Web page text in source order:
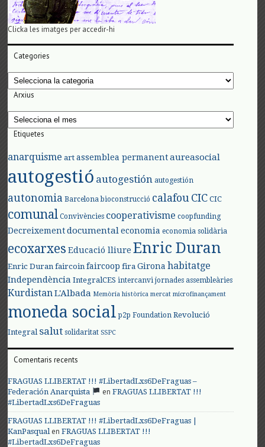
Clicka les imatges per accedir-hi
Categories
Categories
Arxius
Arxius
Etiquetes
anarquisme art assemblea permanent aureasocial
autogestió autogestión autogestión
autonomia Barcelona bioconstrucció calafou CIC CIC
comunal Convivències cooperativisme coopfunding
Decreixement documental economia economia solidària
ecoxarxes Educació lliure Enric Duran
Enric Duran faircoin faircoop fira Girona habitatge
Independència IntegralCES intercanvi jornades assembleàries
Kurdistan L'Albada Memòria històrica mercat microfinançament
moneda social p2p Foundation Revolució
Integral salut solidaritat SSPC
Comentaris recents
FRAGUAS LLIBERTAT !!! #LibertadLxs6DeFraguas –
Federación Anarquista
enFRAGUAS LLIBERTAT !!!
#LibertadLxs6DeFraguas
FRAGUAS LLIBERTAT !!! #LibertadLxs6DeFraguas |
KanPasqualenFRAGUAS LLIBERTAT !!!
#LibertadLxs6DeFraguas